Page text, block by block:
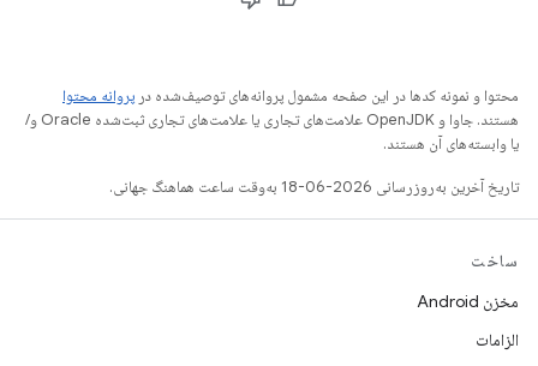
محتوا و نمونه کدها در این صفحه مشمول پروانه‌های توصیف‌شده در پروانه محتوا
هستند. جاوا و OpenJDK علامت‌های تجاری یا علامت‌های تجاری ثبت‌شده Oracle و/
یا وابسته‌های آن هستند.
تاریخ آخرین به‌روزرسانی 2026-06-18 به‌وقت ساعت هماهنگ جهانی.
ساخت
مخزن Android
الزامات